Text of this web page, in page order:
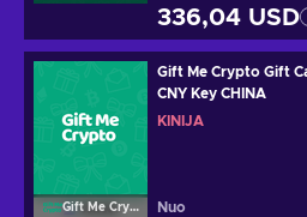
336,04 USD
Gift Me Crypto
Gift Me Crypto Gift
CNY Key CHINA
KINIJA
Nuo